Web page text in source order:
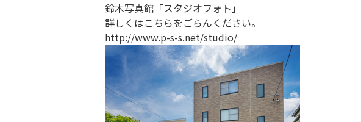
鈴木写真館「スタジオフォト」
詳しくはこちらをごらんください。
http://www.p-s-s.net/studio/